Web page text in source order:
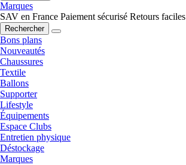
Marques
SAV en France Paiement sécurisé Retours faciles
Rechercher
Bons plans
Nouveautés
Chaussures
Textile
Ballons
Supporter
Lifestyle
Équipements
Espace Clubs
Entretien physique
Déstockage
Marques